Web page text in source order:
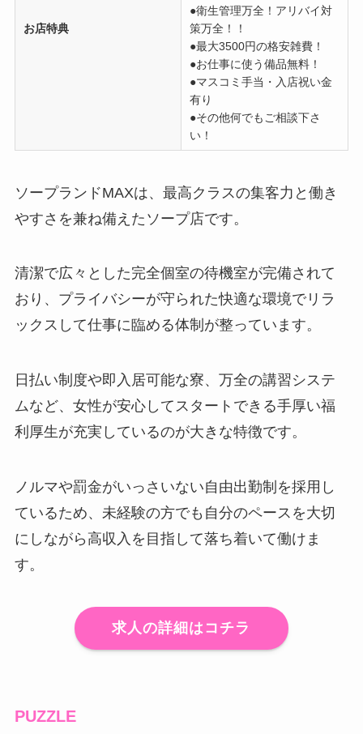
お店特典
●衛生管理万全！アリバイ対
策万全！！
●最大3500円の格安雑費！
●お仕事に使う備品無料！
●マスコミ手当・入店祝い金
有り
●その他何でもご相談下さ
い！
ソープランドMAXは、最高クラスの集客力と働き
やすさを兼ね備えたソープ店です。
清潔で広々とした完全個室の待機室が完備されて
おり、プライバシーが守られた快適な環境でリラ
ックスして仕事に臨める体制が整っています。
日払い制度や即入居可能な寮、万全の講習システ
ムなど、女性が安心してスタートできる手厚い福
利厚生が充実しているのが大きな特徴です。
ノルマや罰金がいっさいない自由出勤制を採用し
ているため、未経験の方でも自分のペースを大切
にしながら高収入を目指して落ち着いて働けま
す。
求人の詳細はコチラ
PUZZLE